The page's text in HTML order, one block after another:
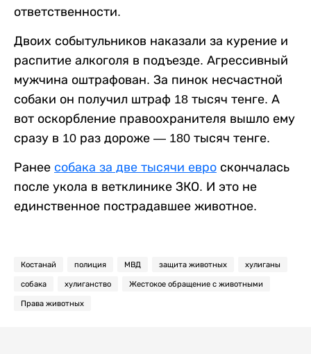
ответственности.
Двоих событульников наказали за курение и
распитие алкоголя в подъезде. Агрессивный
мужчина оштрафован. За пинок несчастной
собаки он получил штраф 18 тысяч тенге. А
вот оскорбление правоохранителя вышло ему
сразу в 10 раз дороже — 180 тысяч тенге.
Ранее собака за две тысячи евро скончалась
после укола в ветклинике ЗКО. И это не
единственное пострадавшее животное.
Костанай полиция МВД защита животных хулиганы
собака хулиганство Жестокое обращение с животными
Права животных